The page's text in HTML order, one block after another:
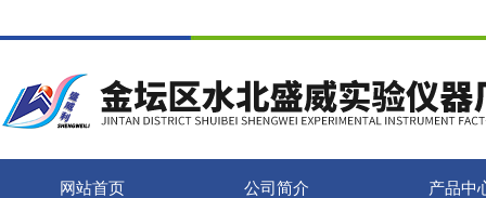
网站首页 公司简介 产品中